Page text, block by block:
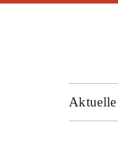
Aktuelle